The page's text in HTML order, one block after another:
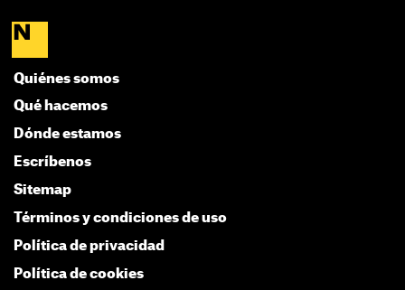
Quiénes somos
Qué hacemos
Dónde estamos
Escríbenos
Sitemap
Términos y condiciones de uso
Política de privacidad
Política de cookies